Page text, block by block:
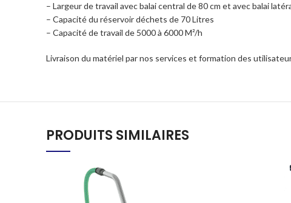
– Largeur de travail avec balai central de 80 cm et avec balai
– Capacité du réservoir déchets de 70 Litres
– Capacité de travail de 5000 à 6000 M²/h
Livraison du matériel par nos services et formation des
PRODUITS SIMILAIRES